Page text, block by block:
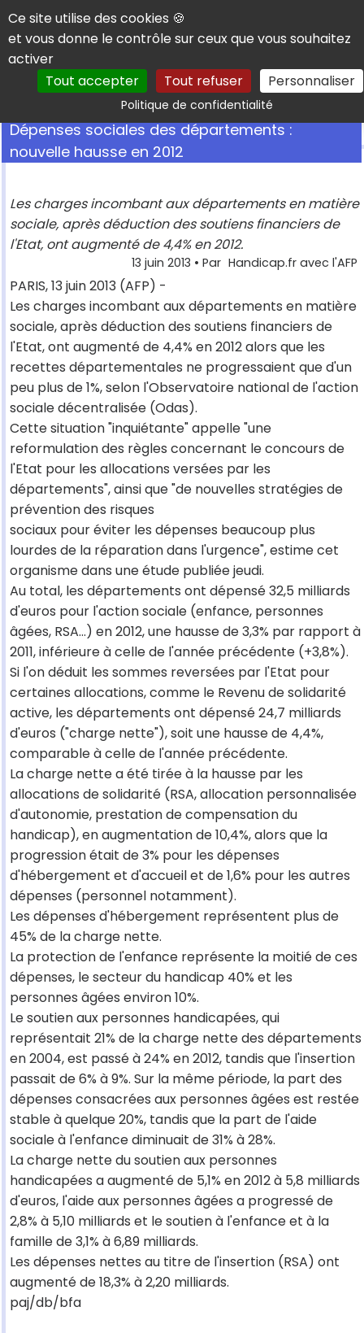
Panneau de gestion des cookies
Ce site utilise des cookies 🍪
et vous donne le contrôle sur ceux que vous souhaitez
activer
Tout accepter
Tout refuser Personnaliser
Politique de confidentialitéRechercher
Dépenses sociales des départements :
nouvelle hausse en 2012
Les charges incombant aux départements en matière
sociale, après déduction des soutiens financiers de
l'Etat, ont augmenté de 4,4% en 2012.
13 juin 2013 • Par Handicap.fr avec l'AFP
PARIS, 13 juin 2013 (AFP) -
Les charges incombant aux départements en matière
sociale, après déduction des soutiens financiers de
l'Etat, ont augmenté de 4,4% en 2012 alors que les
recettes départementales ne progressaient que d'un
peu plus de 1%, selon l'Observatoire national de l'action
sociale décentralisée (Odas).
Cette situation "inquiétante" appelle "une
reformulation des règles concernant le concours de
l'Etat pour les allocations versées par les
départements", ainsi que "de nouvelles stratégies de
prévention des risques
sociaux pour éviter les dépenses beaucoup plus
lourdes de la réparation dans l'urgence", estime cet
organisme dans une étude publiée jeudi.
Au total, les départements ont dépensé 32,5 milliards
d'euros pour l'action sociale (enfance, personnes
âgées, RSA...) en 2012, une hausse de 3,3% par rapport à
2011, inférieure à celle de l'année précédente (+3,8%).
Si l'on déduit les sommes reversées par l'Etat pour
certaines allocations, comme le Revenu de solidarité
active, les départements ont dépensé 24,7 milliards
d'euros ("charge nette"), soit une hausse de 4,4%,
comparable à celle de l'année précédente.
La charge nette a été tirée à la hausse par les
allocations de solidarité (RSA, allocation personnalisée
d'autonomie, prestation de compensation du
handicap), en augmentation de 10,4%, alors que la
progression était de 3% pour les dépenses
d'hébergement et d'accueil et de 1,6% pour les autres
dépenses (personnel notamment).
Les dépenses d'hébergement représentent plus de
45% de la charge nette.
La protection de l'enfance représente la moitié de ces
dépenses, le secteur du handicap 40% et les
personnes âgées environ 10%.
Le soutien aux personnes handicapées, qui
représentait 21% de la charge nette des départements
en 2004, est passé à 24% en 2012, tandis que l'insertion
passait de 6% à 9%. Sur la même période, la part des
dépenses consacrées aux personnes âgées est restée
stable à quelque 20%, tandis que la part de l'aide
sociale à l'enfance diminuait de 31% à 28%.
La charge nette du soutien aux personnes
handicapées a augmenté de 5,1% en 2012 à 5,8 milliards
d'euros, l'aide aux personnes âgées a progressé de
2,8% à 5,10 milliards et le soutien à l'enfance et à la
famille de 3,1% à 6,89 milliards.
Les dépenses nettes au titre de l'insertion (RSA) ont
augmenté de 18,3% à 2,20 milliards.
paj/db/bfa